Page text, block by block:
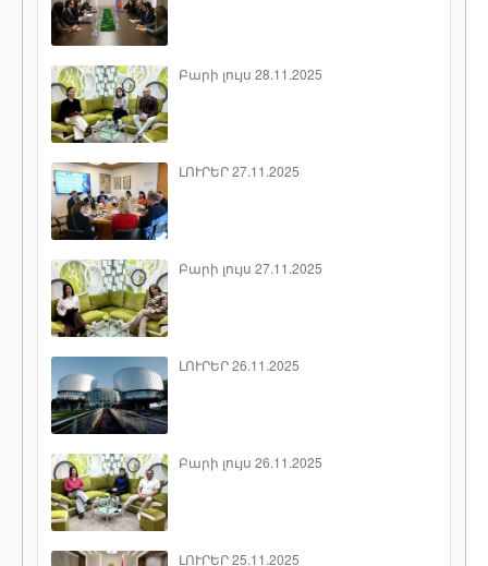
Բարի լույս 28.11.2025
ԼՈՒՐԵՐ 27.11.2025
Բարի լույս 27.11.2025
ԼՈՒՐԵՐ 26.11.2025
Բարի լույս 26.11.2025
ԼՈՒՐԵՐ 25.11.2025